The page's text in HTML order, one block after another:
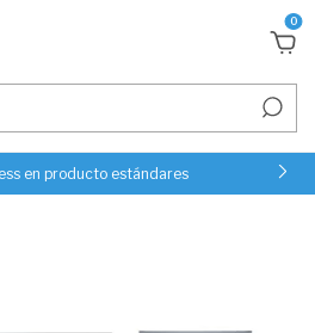
0
en producto estándares